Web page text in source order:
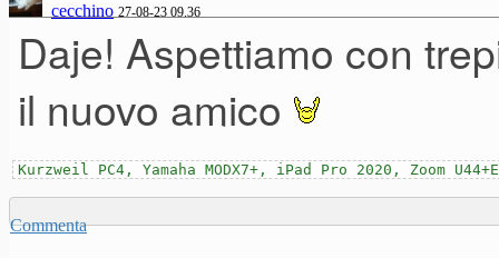
cecchino 27-08-23 09.36
Daje! Aspettiamo con
il nuovo amico
Kurzweil PC4, Yamaha MODX7+, iPad Pro 2020, Zoom
Commenta